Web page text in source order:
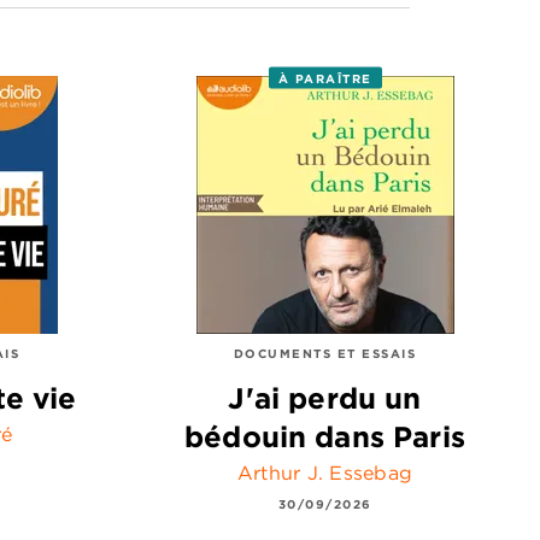
vie
À PARAÎTRE
DOCUMENTS ET ESSAIS
J'ai perdu un
bédouin dans Paris
Arthur J. Essebag
30/09/2026